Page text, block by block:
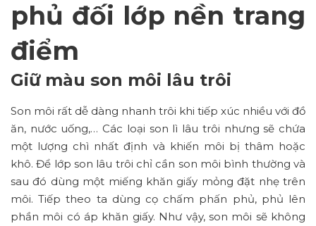
phủ đối lớp nền trang
điểm
Giữ màu son môi lâu trôi
Son môi rất dễ dàng nhanh trôi khi tiếp xúc nhiều với đồ
ăn, nước uống,… Các loại son lì lâu trôi nhưng sẽ chứa
một lượng chì nhất định và khiến môi bị thâm hoặc
khô. Để lớp son lâu trôi chỉ cần son môi bình thường và
sau đó dùng một miếng khăn giấy mỏng đặt nhẹ trên
môi. Tiếp theo ta dùng cọ chấm phấn phủ, phủ lên
phần môi có áp khăn giấy. Như vậy, son môi sẽ không